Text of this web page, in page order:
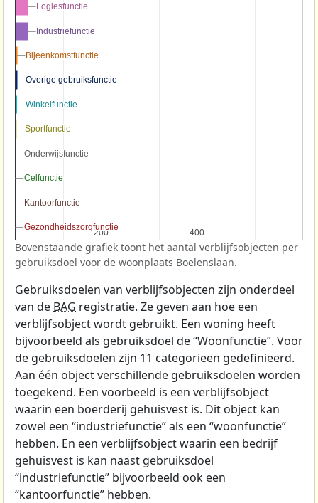
200
200 400
400
Logiesfunctie
Logiesfunctie
Industriefunctie
Industriefunctie
Bijeenkomstfunctie
Bijeenkomstfunctie
Overige gebruiksfunctie
Overige gebruiksfunctie
Winkelfunctie
Winkelfunctie
Sportfunctie
Sportfunctie
Onderwijsfunctie
Onderwijsfunctie
Celfunctie
Celfunctie
Kantoorfunctie
Kantoorfunctie
Gezondheidszorgfunctie
Gezondheidszorgfunctie
Bovenstaande grafiek toont het aantal verblijfsobjecten per
gebruiksdoel voor de woonplaats Boelenslaan.
Gebruiksdoelen van verblijfsobjecten zijn onderdeel
van de BAG registratie. Ze geven aan hoe een
verblijfsobject wordt gebruikt. Een woning heeft
bijvoorbeeld als gebruiksdoel de “Woonfunctie”. Voor
de gebruiksdoelen zijn 11 categorieën gedefinieerd.
Aan één object verschillende gebruiksdoelen worden
toegekend. Een voorbeeld is een verblijfsobject
waarin een boerderij gehuisvest is. Dit object kan
zowel een “industriefunctie” als een “woonfunctie”
hebben. En een verblijfsobject waarin een bedrijf
gehuisvest is kan naast gebruiksdoel
“industriefunctie” bijvoorbeeld ook een
“kantoorfunctie” hebben.